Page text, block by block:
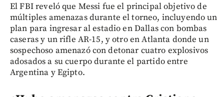
El FBI reveló que Messi fue el principal objetivo de
múltiples amenazas durante el torneo, incluyendo un
plan para ingresar al estadio en Dallas con bombas
caseras y un rifle AR-15, y otro en Atlanta donde un
sospechoso amenazó con detonar cuatro explosivos
adosados a su cuerpo durante el partido entre
Argentina y Egipto.